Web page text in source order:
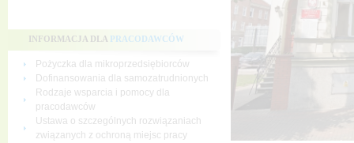
INFORMACJA DLA PRACODAWCÓW
Pożyczka dla mikroprzedsiębiorców
Dofinansowania dla samozatrudnionych
Rodzaje wsparcia i pomocy dla
pracodawców
Ustawa o szczególnych rozwiązaniach
związanych z ochroną miejsc pracy